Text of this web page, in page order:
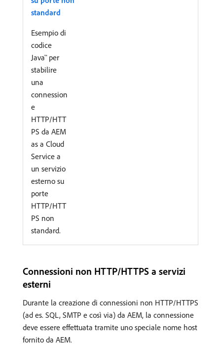
standard
Esempio di
codice
Java™ per
stabilire
una
connession
e
HTTP/HTT
PS da AEM
as a Cloud
Service a
un servizio
esterno su
porte
HTTP/HTT
PS non
standard.
Connessioni non HTTP/HTTPS a servizi
esterni
Durante la creazione di connessioni non HTTP/HTTPS
(ad es. SQL, SMTP e così via) da AEM, la connessione
deve essere effettuata tramite uno speciale nome host
fornito da AEM.